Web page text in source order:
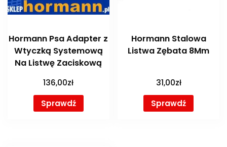
Hormann Psa Adapter z
Wtyczką Systemową
Na Listwę Zaciskową
136,00zł
Sprawdź
Hormann Stalowa
Listwa Zębata 8Mm
31,00zł
Sprawdź